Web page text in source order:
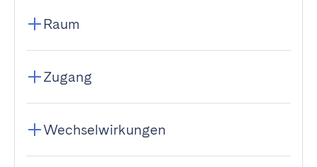
Raum
Zugang
Wechselwirkungen